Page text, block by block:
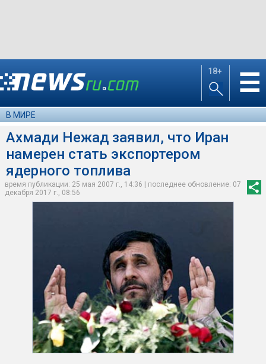
18+ ☰
В МИРЕ
Ахмади Нежад заявил, что Иран
намерен стать экспортером
ядерного топлива
время публикации: 25 мая 2007 г., 14:36 | последнее обновление: 07
декабря 2017 г., 08:56